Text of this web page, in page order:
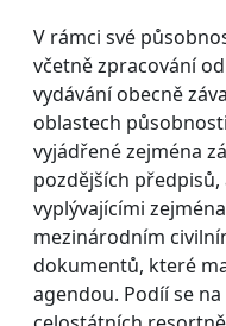
V rámci své
včetně zpracování
vydávání obecně
oblastech
vyjádřené zejména
pozdějších
vyplývajícími
mezinárodním
dokumentů, které
agendou. Podíí se